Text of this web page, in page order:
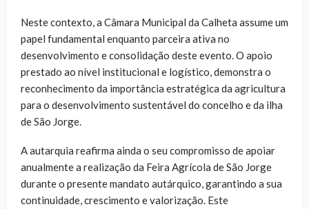
Neste contexto, a Câmara Municipal da Calheta assume um
papel fundamental enquanto parceira ativa no
desenvolvimento e consolidação deste evento. O apoio
prestado ao nível institucional e logístico, demonstra o
reconhecimento da importância estratégica da agricultura
para o desenvolvimento sustentável do concelho e da ilha
de São Jorge.
A autarquia reafirma ainda o seu compromisso de apoiar
anualmente a realização da Feira Agrícola de São Jorge
durante o presente mandato autárquico, garantindo a sua
continuidade, crescimento e valorização. Este